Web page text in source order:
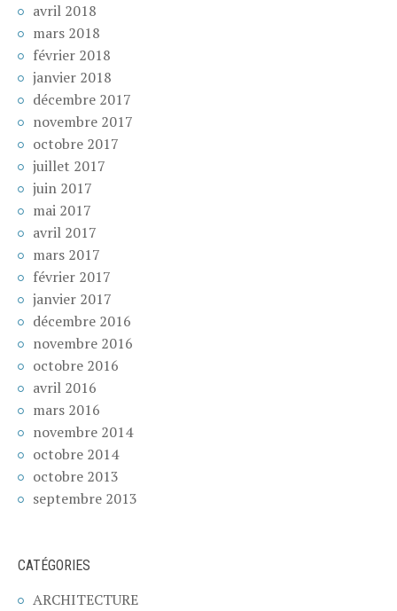
avril 2018
mars 2018
février 2018
janvier 2018
décembre 2017
novembre 2017
octobre 2017
juillet 2017
juin 2017
mai 2017
avril 2017
mars 2017
février 2017
janvier 2017
décembre 2016
novembre 2016
octobre 2016
avril 2016
mars 2016
novembre 2014
octobre 2014
octobre 2013
septembre 2013
CATÉGORIES
ARCHITECTURE